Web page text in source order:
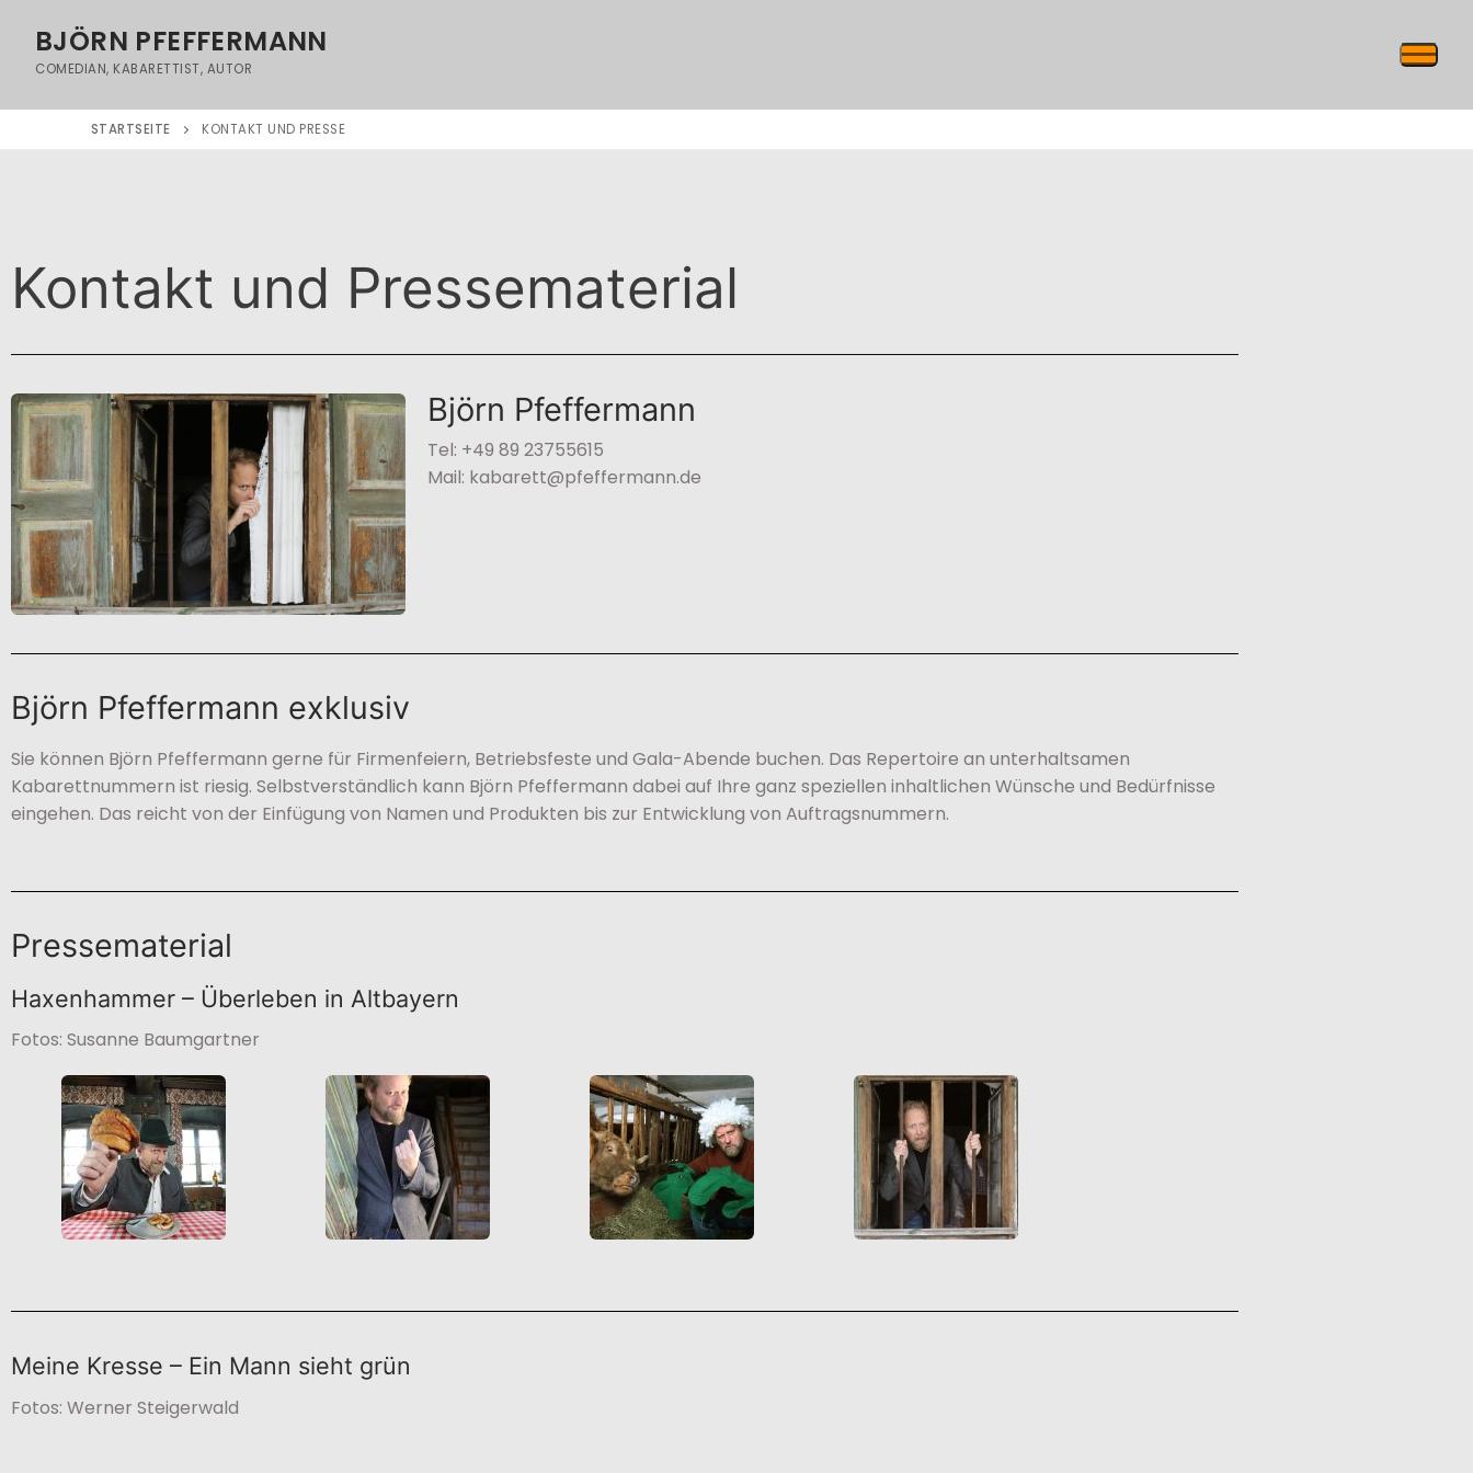
BJÖRN PFEFFERMANN
COMEDIAN, KABARETTIST, AUTOR
STARTSEITE KONTAKT UND PRESSE
Kontakt und Pressematerial
Björn Pfeffermann
Tel: +49 89 23755615
Mail: kabarett@pfeffermann.de
Björn Pfeffermann exklusiv
Sie können Björn Pfeffermann gerne für Firmenfeiern, Betriebsfeste und Gala-Abende buchen. Das Repertoire an unterhaltsamen
Kabarettnummern ist riesig. Selbstverständlich kann Björn Pfeffermann dabei auf Ihre ganz speziellen inhaltlichen Wünsche und Bedürfnisse
eingehen. Das reicht von der Einfügung von Namen und Produkten bis zur Entwicklung von Auftragsnummern.
Pressematerial
Haxenhammer – Überleben in Altbayern
Fotos: Susanne Baumgartner
Meine Kresse – Ein Mann sieht grün
Fotos: Werner Steigerwald